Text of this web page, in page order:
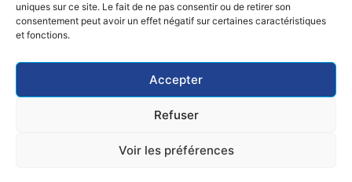
uniques sur ce site. Le fait de ne pas consentir ou de retirer son
consentement peut avoir un effet négatif sur certaines caractéristiques
et fonctions.
Accepter
Refuser
Voir les préférences